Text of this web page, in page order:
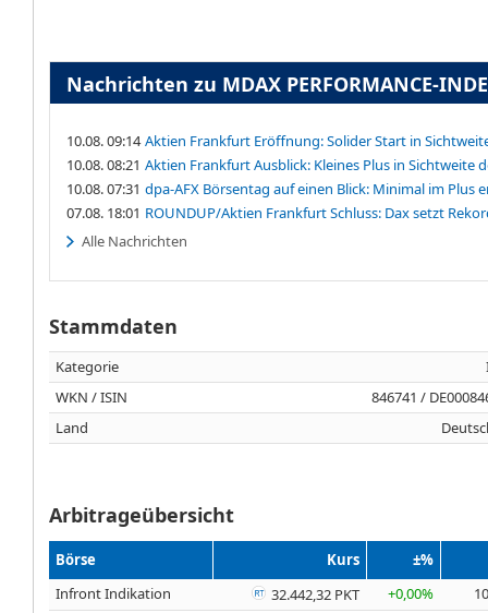
Nachrichten zu MDAX PERFORMANCE-
10.08. 09:14 Aktien Frankfurt Eröffnung: Solider Start in
10.08. 08:21 Aktien Frankfurt Ausblick: Kleines Plus in Sichtweite
10.08. 07:31 dpa-AFX Börsentag auf einen Blick: Minimal im Plus
07.08. 18:01 ROUNDUP/Aktien Frankfurt Schluss: Dax setzt
Alle Nachrichten
Stammdaten
Kategorie
WKN / ISIN
846741 /
Land
Arbitrageübersicht
Börse Kurs
±%
Infront Indikation
32.442,32 PKT +0,00%